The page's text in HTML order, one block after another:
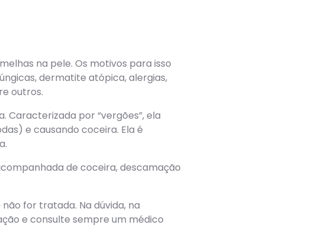
na pele. Os motivos para isso
dermatite atópica, alergias,
outros.
Caracterizada por “vergões”, ela
e causando coceira. Ela é
de coceira, descamação
for tratada. Na dúvida, na
e consulte sempre um médico